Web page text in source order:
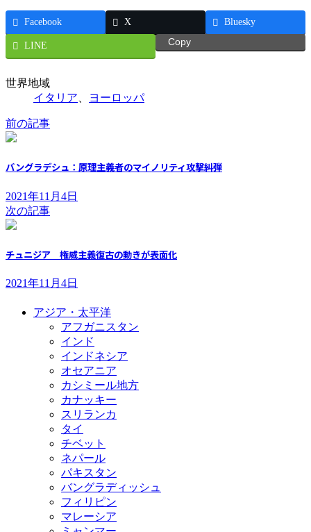
Facebook X Bluesky
LINE Copy
世界地域
イタリア
ヨーロッパ
前の記事
バングラデシュ：原理主義者のマイノリティ攻撃糾弾
2021年11月4日
次の記事
チュニジア 権威主義復古の動きが表面化
2021年11月4日
アジア・太平洋
アフガニスタン
インド
インドネシア
オセアニア
カシミール地方
カナッキー
スリランカ
タイ
チベット
ネパール
パキスタン
バングラディッシュ
フィリピン
マレーシア